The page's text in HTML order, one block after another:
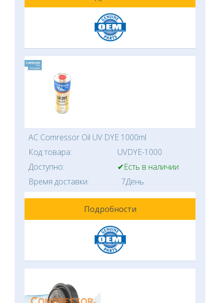
AC Comressor Oil UV DYE 1000ml
Код товара:
UVDYE-1000
Доступно:
✔Есть в наличии
Время доставки:
7День
Подробности